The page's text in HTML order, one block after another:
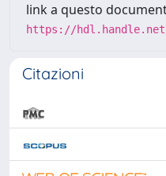
link a questo
https://hdl.handle.net/
Citazioni